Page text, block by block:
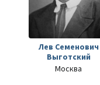
Лев Семенович
Выготский
Москва